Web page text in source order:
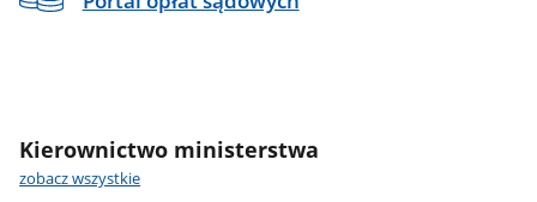
Kierownictwo ministerstwa
zobacz wszystkie